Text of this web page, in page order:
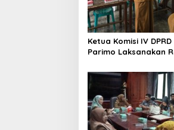
p
o
s
Ketua Komisi IV
Parimo Laksanakan
2025/2026